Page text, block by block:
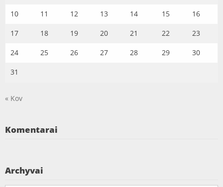
10 11 12 13 14 15 16
17 18 19 20 21 22 23
24 25 26 27 28 29 30
31
« Kov
Komentarai
Archyvai